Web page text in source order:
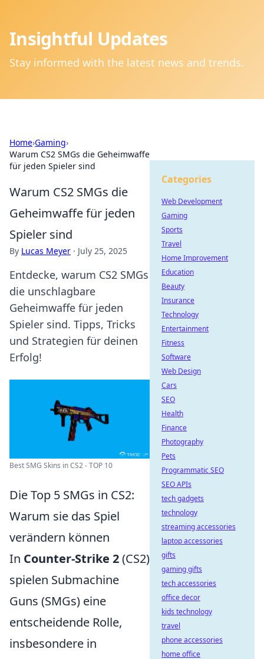
Insightful Updates
Stay informed with the latest news and trends.
Home›Gaming›
Warum CS2 SMGs die Geheimwaffe
für jeden Spieler sind
Warum CS2 SMGs die
Geheimwaffe für jeden
Spieler sind
By Lucas Meyer · July 25, 2025
Entdecke, warum CS2 SMGs
die unschlagbare
Geheimwaffe für jeden
Spieler sind. Tipps, Tricks
und Strategien für deinen
Erfolg!
Best SMG Skins in CS2 - TOP 10
Die Top 5 SMGs in CS2:
Warum sie das Spiel
verändern können
In Counter-Strike 2(CS2)
spielen Submachine
Guns (SMGs) eine
entscheidende Rolle,
insbesondere in
Categories
Web Development
Gaming
Sports
Travel
Home Improvement
Education
Beauty
Insurance
Technology
Entertainment
Fitness
Software
Web Design
Cars
SEO
Health
Finance
Photography
Pets
Programmatic SEO
SEO APIs
tech gadgets
technology
streaming accessories
laptop accessories
gifts
gaming gifts
tech accessories
office decor
kids technology
travel
phone accessories
home office